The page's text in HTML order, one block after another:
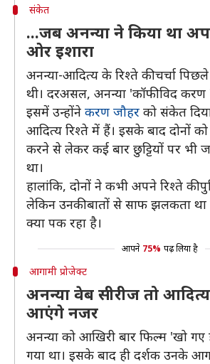
संकेत
...जब अनन्या ने किया था
ओर इशारा
अनन्या-आदित्य के रिश्ते की चर्चा
थी। दरअसल, अनन्या 'कॉफी विद करण
इसमें उन्होंने करण जौहर को संकेत
आदित्य रिश्ते में हैं। इसके बाद दोनों
करने से लेकर कई बार छुट्टियों पर भी
था।
हालांकि, दोनों ने कभी अपने रिश्ते की
लेकिन उनकी बातों से साफ झलकता
क्या पक रहा है।
आपने 75% पढ़ लिया है
आगामी प्रोजेक्ट
अनन्या वेब सीरीज तो
आएंगे नजर
अनन्या को आखिरी बार फिल्म 'खो
गया था। इसके बाद ही दर्शक उनके